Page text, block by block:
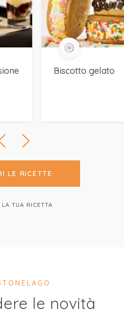
Biscotto gelato
LE RICETTE
TUA RICETTA
le novità